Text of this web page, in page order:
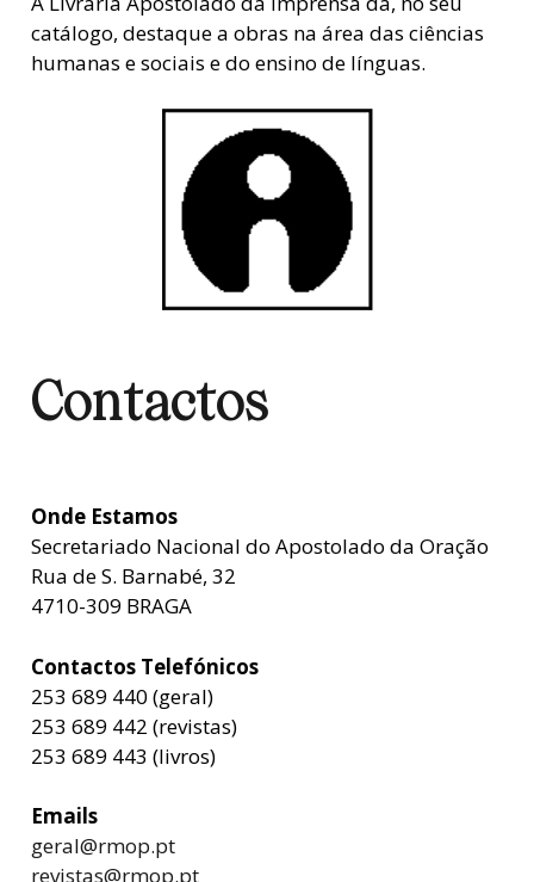
catálogo, destaque a obras na área das ciências
humanas e sociais e do ensino de línguas.
Contactos
Onde Estamos
Secretariado Nacional do Apostolado da Oração
Rua de S. Barnabé, 32
4710-309 BRAGA
Contactos Telefónicos
253 689 440 (geral)
253 689 442 (revistas)
253 689 443 (livros)
Emails
geral@rmop.pt
revistas@rmop.pt